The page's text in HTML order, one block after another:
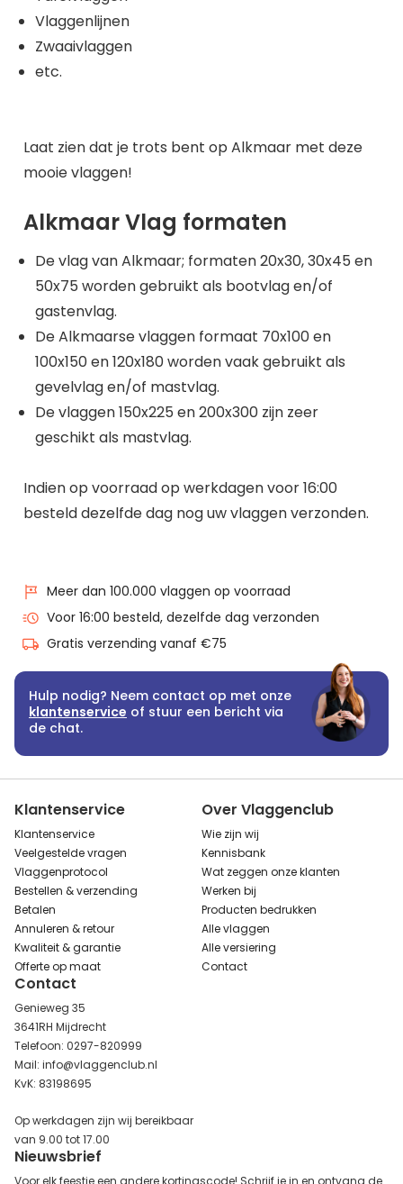
Vlaggenlijnen
Zwaaivlaggen
etc.
Laat zien dat je trots bent op Alkmaar met deze
mooie vlaggen!
Alkmaar Vlag formaten
De vlag van Alkmaar; formaten 20x30, 30x45 en
50x75 worden gebruikt als bootvlag en/of
gastenvlag.
De Alkmaarse vlaggen formaat 70x100 en
100x150 en 120x180 worden vaak gebruikt als
gevelvlag en/of mastvlag.
De vlaggen 150x225 en 200x300 zijn zeer
geschikt als mastvlag.
Indien op voorraad op werkdagen voor 16:00
besteld dezelfde dag nog uw vlaggen verzonden.
Meer dan 100.000 vlaggen op voorraad
Voor 16:00 besteld, dezelfde dag verzonden
Gratis verzending vanaf €75
Hulp nodig? Neem contact op met onze
klantenservice of stuur een bericht via
de chat.
Klantenservice
Klantenservice
Veelgestelde vragen
Vlaggenprotocol
Bestellen & verzending
Betalen
Annuleren & retour
Kwaliteit & garantie
Offerte op maat
Over Vlaggenclub
Wie zijn wij
Kennisbank
Wat zeggen onze klanten
Werken bij
Producten bedrukken
Alle vlaggen
Alle versiering
Contact
Contact
Genieweg 35
3641RH Mijdrecht
Telefoon: 0297-820999
Mail: info@vlaggenclub.nl
KvK: 83198695
Op werkdagen zijn wij bereikbaar
van 9.00 tot 17.00
Nieuwsbrief
Voor elk feestje een andere kortingscode! Schrijf je in en ontvang de